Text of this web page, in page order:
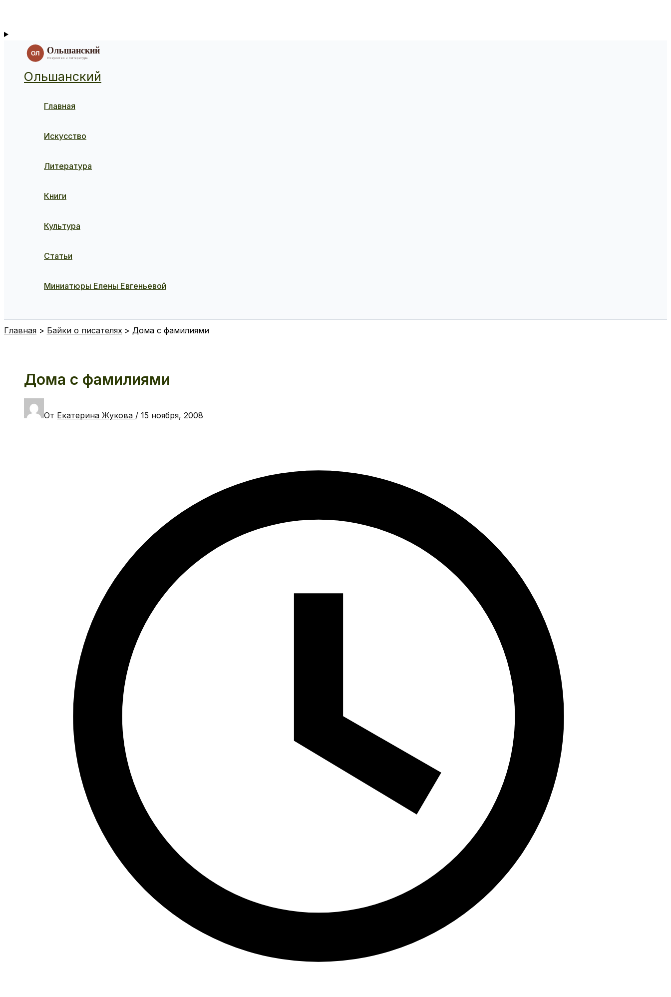
Ольшанский
Главная
Искусство
Литература
Книги
Культура
Статьи
Миниатюры Елены Евгеньевой
Главная Байки о писателях Дома с фамилиями
Дома с фамилиями
От Екатерина Жукова / 15 ноября, 2008